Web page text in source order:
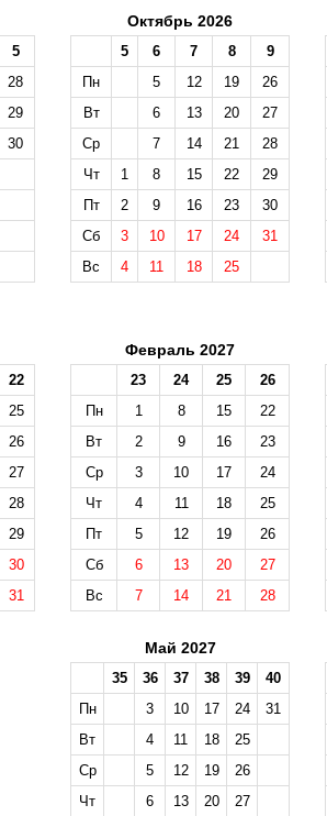
5
28
29
30
Октябрь 2026
5 6 7 8
9
Пн
5 12 19
26
Вт
6 13 20
27
Ср
7 14 21
28
Чт
1 8 15 22
29
Пт
2 9 16 23
30
Сб
3 10 17 24
31
Вс
4 11 18 25
22
25
26
27
28
29
30
31
Февраль 2027
23 24 25
26
Пн
1 8 15
22
Вт
2 9 16
23
Ср
3 10 17
24
Чт
4 11 18
25
Пт
5 12 19
26
Сб
6 13 20
27
Вс
7 14 21 28
Май 2027
35 36 37 38 39
40
Пн
3 10 17 24
31
Вт
4 11 18
25
Ср
5 12 19
26
Чт
6 13 20 27